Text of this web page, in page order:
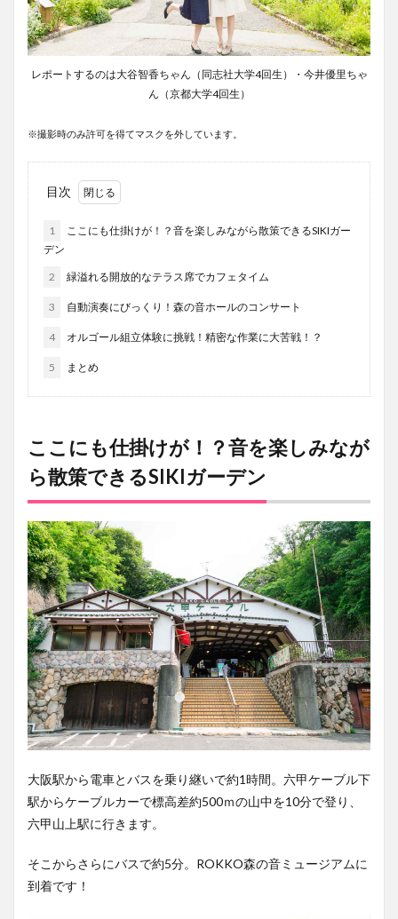
レポートするのは大谷智香ちゃん（同志社大学4回生）・今井優里ちゃ
ん（京都大学4回生）
※撮影時のみ許可を得てマスクを外しています。
目次
1
ここにも仕掛けが！？音を楽しみながら散策できるSIKIガー
デン
2 緑溢れる開放的なテラス席でカフェタイム
3 自動演奏にびっくり！森の音ホールのコンサート
4 オルゴール組立体験に挑戦！精密な作業に大苦戦！？
5 まとめ
ここにも仕掛けが！？音を楽しみなが
ら散策できるSIKIガーデン
大阪駅から電車とバスを乗り継いで約1時間。六甲ケーブル下
駅からケーブルカーで標高差約500ｍの山中を10分で登り、
六甲山上駅に行きます。
そこからさらにバスで約5分。ROKKO森の音ミュージアムに
到着です！